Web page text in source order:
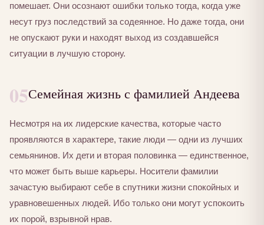
помешает. Они осознают ошибки только тогда, когда уже
несут груз последствий за содеянное. Но даже тогда, они
не опускают руки и находят выход из создавшейся
ситуации в лучшую сторону.
05Семейная жизнь с фамилией Андеева
Несмотря на их лидерские качества, которые часто
проявляются в характере, такие люди — одни из лучших
семьянинов. Их дети и вторая половинка — единственное,
что может быть выше карьеры. Носители фамилии
зачастую выбирают себе в спутники жизни спокойных и
уравновешенных людей. Ибо только они могут успокоить
их порой, взрывной нрав.